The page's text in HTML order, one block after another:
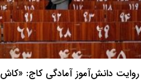
روایت دانش‌آموز آمادگی کاج: «کاش